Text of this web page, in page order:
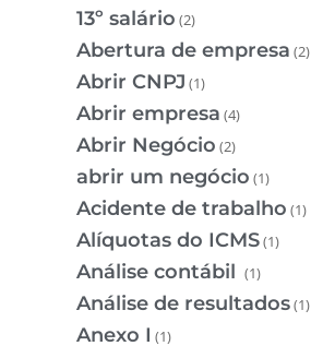
13º salário (2)
Abertura de empresa (2)
Abrir CNPJ (1)
Abrir empresa (4)
Abrir Negócio (2)
abrir um negócio (1)
Acidente de trabalho (1)
Alíquotas do ICMS(1)
Análise contábil (1)
Análise de resultados(1)
Anexo I (1)